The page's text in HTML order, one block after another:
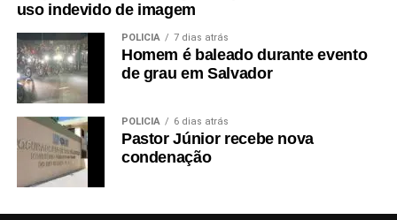
uso indevido de imagem
POLÍCIA 7 dias atrás
Homem é baleado durante evento
de grau em Salvador
POLÍCIA 6 dias atrás
Pastor Júnior recebe nova
condenação